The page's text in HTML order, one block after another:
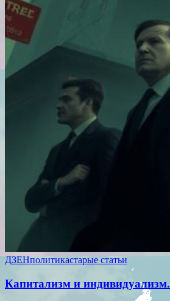
ДЗЕНполитикастарые статьи
Капитализм и индивидуализм.